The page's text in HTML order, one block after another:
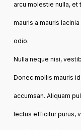
arcu molestie nulla,
mauris a mauris
odio.
Nulla neque nisi,
Donec mollis mauris
accumsan. Aliquam
lectus efficitur purus,